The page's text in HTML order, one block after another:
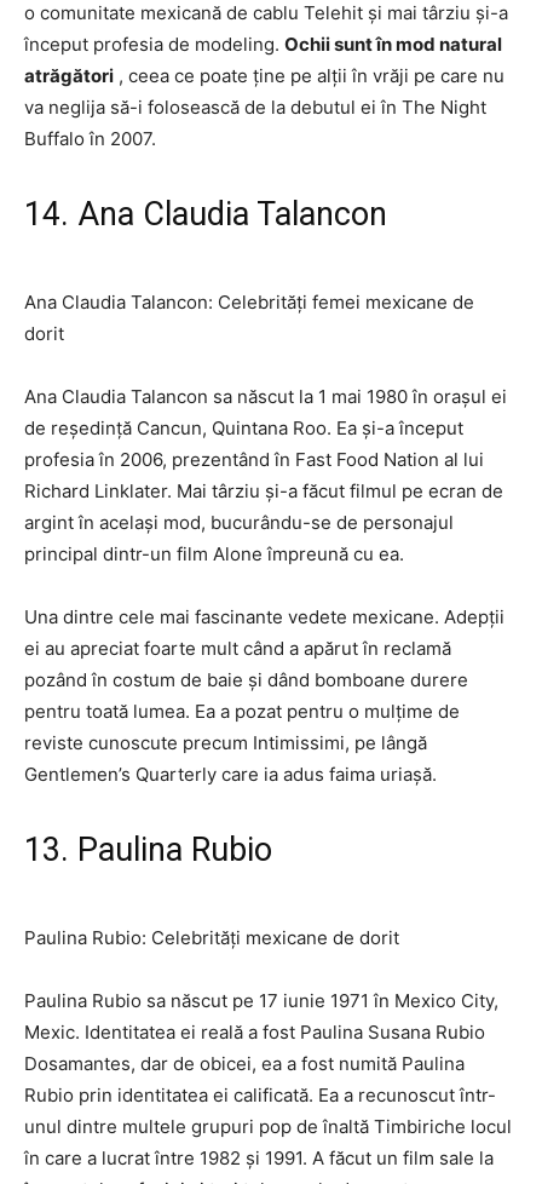
o comunitate mexicană de cablu Telehit și mai târziu și-a
început profesia de modeling. Ochii sunt în mod natural
atrăgători , ceea ce poate ține pe alții în vrăji pe care nu
va neglija să-i folosească de la debutul ei în The Night
Buffalo în 2007.
14. Ana Claudia Talancon
Ana Claudia Talancon: Celebrități femei mexicane de
dorit
Ana Claudia Talancon sa născut la 1 mai 1980 în orașul ei
de reședință Cancun, Quintana Roo. Ea și-a început
profesia în 2006, prezentând în Fast Food Nation al lui
Richard Linklater. Mai târziu și-a făcut filmul pe ecran de
argint în același mod, bucurându-se de personajul
principal dintr-un film Alone împreună cu ea.
Una dintre cele mai fascinante vedete mexicane. Adepții
ei au apreciat foarte mult când a apărut în reclamă
pozând în costum de baie și dând bomboane durere
pentru toată lumea. Ea a pozat pentru o mulțime de
reviste cunoscute precum Intimissimi, pe lângă
Gentlemen’s Quarterly care ia adus faima uriașă.
13. Paulina Rubio
Paulina Rubio: Celebrități mexicane de dorit
Paulina Rubio sa născut pe 17 iunie 1971 în Mexico City,
Mexic. Identitatea ei reală a fost Paulina Susana Rubio
Dosamantes, dar de obicei, ea a fost numită Paulina
Rubio prin identitatea ei calificată. Ea a recunoscut într-
unul dintre multele grupuri pop de înaltă Timbiriche locul
în care a lucrat între 1982 și 1991. A făcut un film sale la